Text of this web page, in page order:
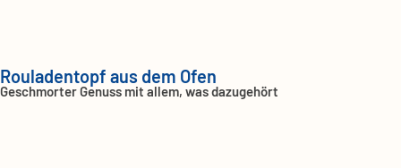
Rouladentopf aus dem Ofen
Geschmorter Genuss mit allem, was dazugehört